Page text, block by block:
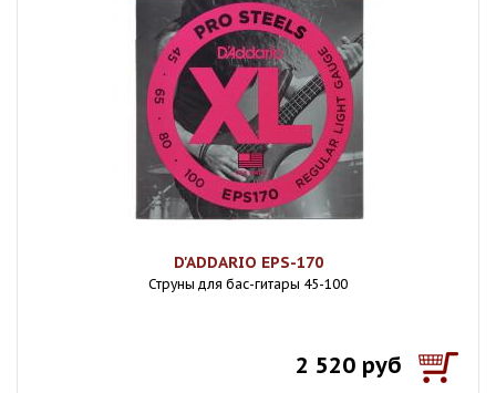
D'ADDARIO EPS-170
Струны для бас-гитары 45-100
2 520 руб